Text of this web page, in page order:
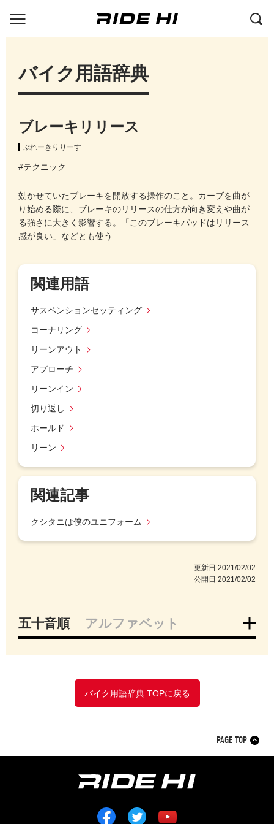
バイク用語辞典
ブレーキリリース
ぶれーきりりーす
#テクニック
効かせていたブレーキを開放する操作のこと。カーブを曲が
り始める際に、ブレーキのリリースの仕方が向き変えや曲が
る強さに大きく影響する。「このブレーキパッドはリリース
感が良い」などとも使う
関連用語
サスペンションセッティング
コーナリング
リーンアウト
アプローチ
リーンイン
切り返し
ホールド
リーン
関連記事
クシタニは僕のユニフォーム
更新日 2021/02/02
公開日 2021/02/02
五十音順 アルファベット
ア イ ウ エ オ カ キ
ク
サ シ ス セ
テ ト ナ ニ
ム
メ モ ヤ ユ ヨ ラ
リ
ロ ワ ヲ ン
バイク用語辞典 TOPに戻る
PAGE TOP